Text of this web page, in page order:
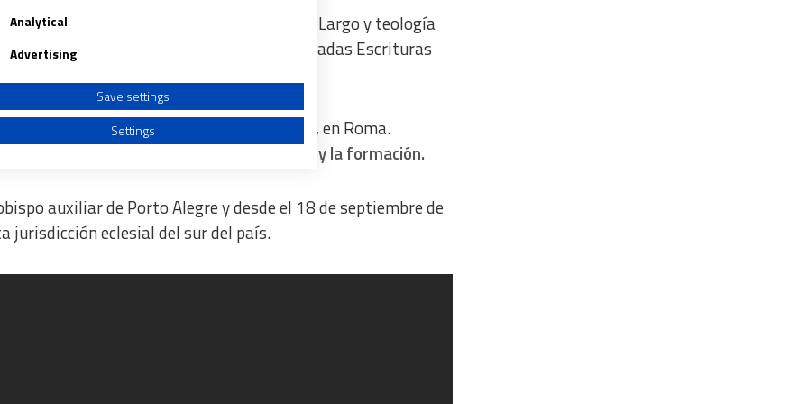
Filosófico San Buenaventura de Campo Largo y teología
además de una licenciatura en Sagradas Escrituras
en la Pontificia Universidad Antonianum, en Roma.
en el ámbito de la docencia y la formación.
auxiliar de Porto Alegre y desde el 18 de septiembre de
jurisdicción eclesial del sur del país.
from different sources
Analytical
Advertising
Save settings
Settings